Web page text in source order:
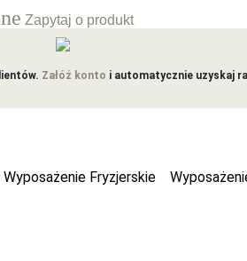
Zapytaj o produkt
Załóż konto i automatycznie uzyskaj
Wyposażenie Fryzjerskie